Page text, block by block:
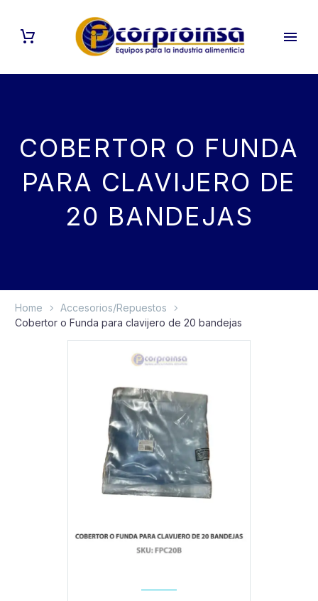
COBERTOR O FUNDA
PARA CLAVIJERO DE
20 BANDEJAS
Home
Accesorios/Repuestos
Cobertor o Funda para clavijero de 20 bandejas